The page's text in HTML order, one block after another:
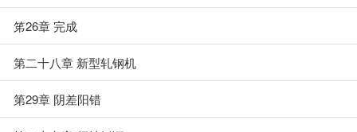
笫26章 完成
第二十八章 新型轧钢机
第29章 阴差阳错